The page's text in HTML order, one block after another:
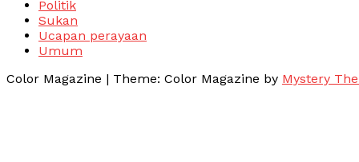
Politik
Sukan
Ucapan perayaan
Umum
Color Magazine | Theme: Color Magazine by Mystery